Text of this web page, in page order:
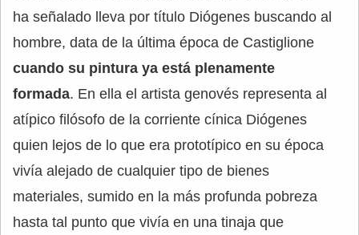
ha señalado lleva por título Diógenes buscando al
hombre, data de la última época de Castiglione
cuando su pintura ya está plenamente
formada. En ella el artista genovés representa al
atípico filósofo de la corriente cínica Diógenes
quien lejos de lo que era prototípico en su época
vivía alejado de cualquier tipo de bienes
materiales, sumido en la más profunda pobreza
hasta tal punto que vivía en una tinaja que